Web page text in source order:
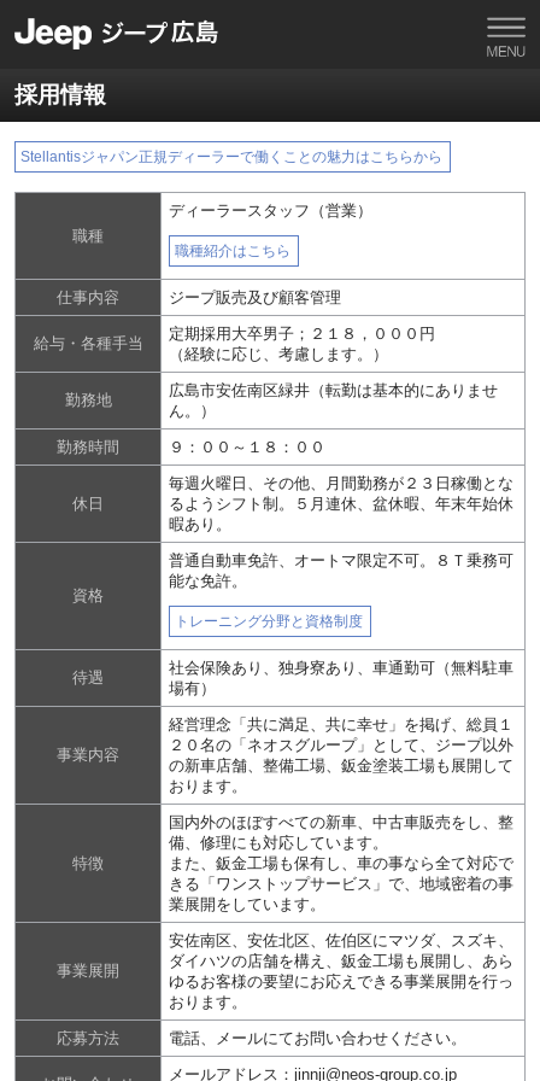
採用情報
Stellantisジャパン正規ディーラーで働くことの魅力はこちらから
職種
ディーラースタッフ（営業）
職種紹介はこちら
仕事内容 ジープ販売及び顧客管理
給与・各種手当
定期採用大卒男子；２１８，０００円
（経験に応じ、考慮します。）
勤務地
広島市安佐南区緑井（転勤は基本的にありませ
ん。）
勤務時間
９：００～１８：００
休日
毎週火曜日、その他、月間勤務が２３日稼働とな
るようシフト制。５月連休、盆休暇、年末年始休
暇あり。
資格
普通自動車免許、オートマ限定不可。８Ｔ乗務可
能な免許。
トレーニング分野と資格制度
待遇
社会保険あり、独身寮あり、車通勤可（無料駐車
場有）
事業内容
経営理念「共に満足、共に幸せ」を掲げ、総員１
２０名の「ネオスグループ」として、ジープ以外
の新車店舗、整備工場、鈑金塗装工場も展開して
おります。
特徴
国内外のほぼすべての新車、中古車販売をし、整
備、修理にも対応しています。
また、鈑金工場も保有し、車の事なら全て対応で
きる「ワンストップサービス」で、地域密着の事
業展開をしています。
事業展開
安佐南区、安佐北区、佐伯区にマツダ、スズキ、
ダイハツの店舗を構え、鈑金工場も展開し、あら
ゆるお客様の要望にお応えできる事業展開を行っ
おります。
応募方法
電話、メールにてお問い合わせください。
メールアドレス：jinnji@neos-group.co.jp